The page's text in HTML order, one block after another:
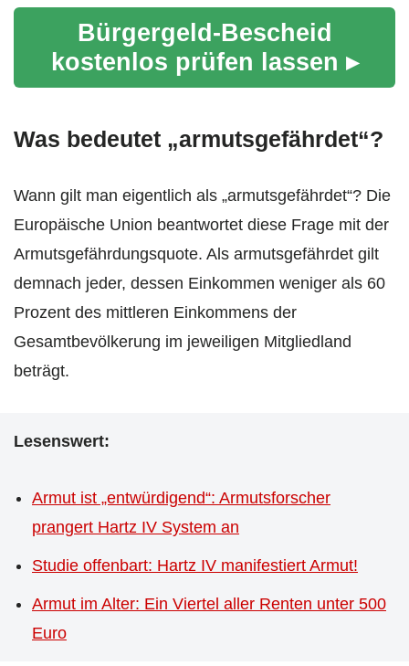
Bürgergeld-Bescheid
kostenlos prüfen lassen ▸
Was bedeutet „armutsgefährdet“?
Wann gilt man eigentlich als „armutsgefährdet“? Die
Europäische Union beantwortet diese Frage mit der
Armutsgefährdungsquote. Als armutsgefährdet gilt
demnach jeder, dessen Einkommen weniger als 60
Prozent des mittleren Einkommens der
Gesamtbevölkerung im jeweiligen Mitgliedland
beträgt.
Lesenswert:
Armut ist „entwürdigend“: Armutsforscher
prangert Hartz IV System an
Studie offenbart: Hartz IV manifestiert Armut!
Armut im Alter: Ein Viertel aller Renten unter 500
Euro